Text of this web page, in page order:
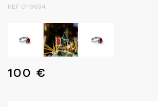
REF 0119634
100 €